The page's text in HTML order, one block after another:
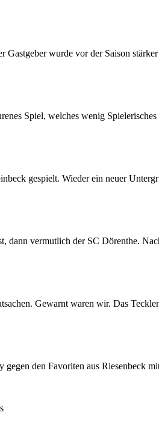
Gastgeber wurde vor der Saison
Spiel, welches wenig
gespielt. Wieder ein neuer
dann vermutlich der SC Dörenthe.
Gewarnt waren wir. Das
den Favoriten aus Riesenbeck